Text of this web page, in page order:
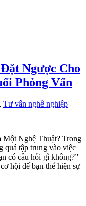
Ngược Cho
Phỏng Vấn
, Tư vấn nghề nghiệp
Nghệ Thuật? Trong
quá tập trung vào việc
có câu hỏi gì không?”
hội để bạn thể hiện sự